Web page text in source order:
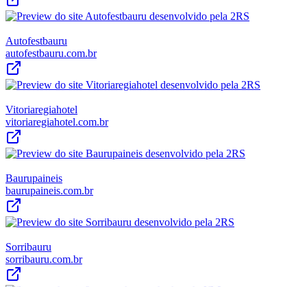
Autofestbauru
autofestbauru.com.br
Vitoriaregiahotel
vitoriaregiahotel.com.br
Baurupaineis
baurupaineis.com.br
Sorribauru
sorribauru.com.br